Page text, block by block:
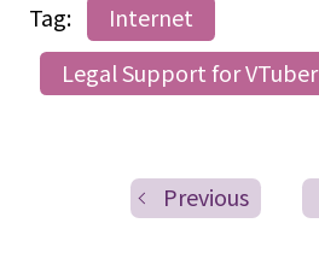
Tag:
Internet
Legal Support for VTuber
Previous